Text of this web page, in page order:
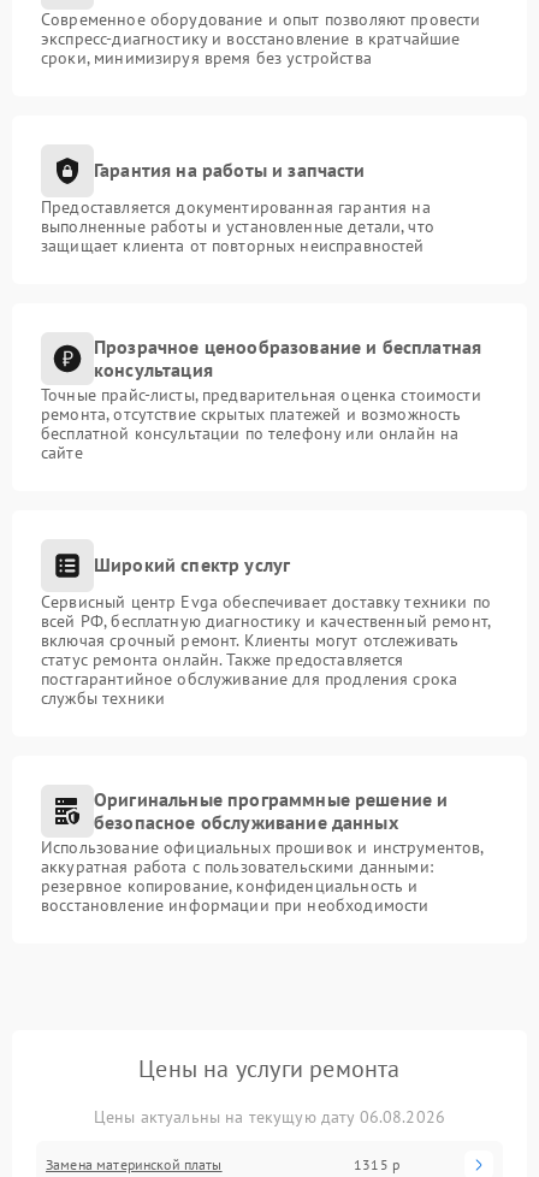
Современное оборудование и опыт позволяют провести
экспресс-диагностику и восстановление в кратчайшие
сроки, минимизируя время без устройства
Гарантия на работы и запчасти
Предоставляется документированная гарантия на
выполненные работы и установленные детали, что
защищает клиента от повторных неисправностей
Прозрачное ценообразование и бесплатная
консультация
Точные прайс-листы, предварительная оценка стоимости
ремонта, отсутствие скрытых платежей и возможность
бесплатной консультации по телефону или онлайн на
сайте
Широкий спектр услуг
Сервисный центр Evga обеспечивает доставку техники по
всей РФ, бесплатную диагностику и качественный ремонт,
включая срочный ремонт. Клиенты могут отслеживать
статус ремонта онлайн. Также предоставляется
постгарантийное обслуживание для продления срока
службы техники
Оригинальные программные решение и
безопасное обслуживание данных
Использование официальных прошивок и инструментов,
аккуратная работа с пользовательскими данными:
резервное копирование, конфиденциальность и
восстановление информации при необходимости
Цены на услуги ремонта
Цены актуальны на текущую дату 06.08.2026
Замена материнской платы 1315 р